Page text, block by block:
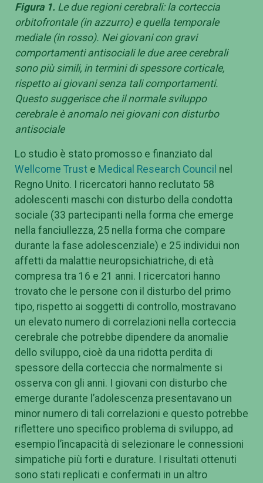
Figura 1. Le due regioni cerebrali: la corteccia
orbitofrontale (in azzurro) e quella temporale
mediale (in rosso). Nei giovani con gravi
comportamenti antisociali le due aree cerebrali
sono più simili, in termini di spessore corticale,
rispetto ai giovani senza tali comportamenti.
Questo suggerisce che il normale sviluppo
cerebrale è anomalo nei giovani con disturbo
antisociale
Lo studio è stato promosso e finanziato dal
Wellcome Trust e Medical Research Council nel
Regno Unito. I ricercatori hanno reclutato 58
adolescenti maschi con disturbo della condotta
sociale (33 partecipanti nella forma che emerge
nella fanciullezza, 25 nella forma che compare
durante la fase adolescenziale) e 25 individui non
affetti da malattie neuropsichiatriche, di età
compresa tra 16 e 21 anni. I ricercatori hanno
trovato che le persone con il disturbo del primo
tipo, rispetto ai soggetti di controllo, mostravano
un elevato numero di correlazioni nella corteccia
cerebrale che potrebbe dipendere da anomalie
dello sviluppo, cioè da una ridotta perdita di
spessore della corteccia che normalmente si
osserva con gli anni. I giovani con disturbo che
emerge durante l’adolescenza presentavano un
minor numero di tali correlazioni e questo potrebbe
riflettere uno specifico problema di sviluppo, ad
esempio l’incapacità di selezionare le connessioni
simpatiche più forti e durature. I risultati ottenuti
sono stati replicati e confermati in un altro